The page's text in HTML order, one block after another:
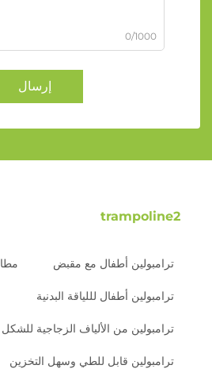
0/1000
إرسال
trampoline2
ترامبولين أطفال مع مقبض
ترامبولين أطفال لللياقة البدنية
ترامبولين من الألياف الزجاجية
ترامبولين قابل للطي وسهل التخزين